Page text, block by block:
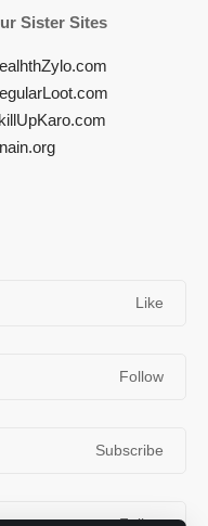
Sister Sites
Like
Follow
Subscribe